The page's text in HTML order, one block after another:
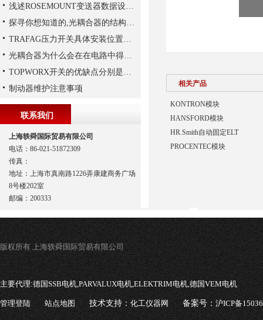
相关产品
KONTRON模块
HANSFORD模块
HR.Smith自动固定ELT
PROCENTEC模块
浅述ROSEMOUNT变送器数据设置步骤
探寻你想知道的,光耦合器的结构组成
TRAFAG压力开关具体安装位置的选择
光耦合器为什么会在在电路中得到广泛的应用,难道是因为
TOPWORX开关的优缺点分别是什么？
制动器维护注意事项
联系我们
上海轶舜国际贸易有限公司
电话：86-021-51872309
传真：
地址：上海市真南路1226弄康建商务广场
8号楼202室
邮编：200333
版权所有 上海轶舜国际贸易有限公司
主要代理:德国SSB电机,PARVALUX电机,ELEKTRIM电机,德国VEM电机
管理登陆 站点地图 技术支持：化工仪器网 备案号：沪ICP备